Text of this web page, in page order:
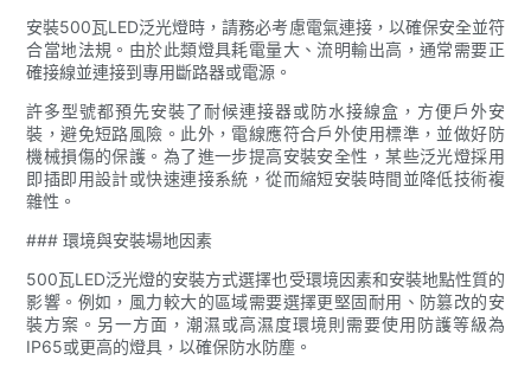
安裝500瓦LED泛光燈時，請務必考慮電氣連接，以確保安全並符
合當地法規。由於此類燈具耗電量大、流明輸出高，通常需要正
確接線並連接到專用斷路器或電源。
許多型號都預先安裝了耐候連接器或防水接線盒，方便戶外安
裝，避免短路風險。此外，電線應符合戶外使用標準，並做好防
機械損傷的保護。為了進一步提高安裝安全性，某些泛光燈採用
即插即用設計或快速連接系統，從而縮短安裝時間並降低技術複
雜性。
### 環境與安裝場地因素
500瓦LED泛光燈的安裝方式選擇也受環境因素和安裝地點性質的
影響。例如，風力較大的區域需要選擇更堅固耐用、防篡改的安
裝方案。另一方面，潮濕或高濕度環境則需要使用防護等級為
IP65或更高的燈具，以確保防水防塵。